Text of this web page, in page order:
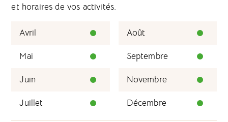
et horaires de vos activités.
Avril
Mai
Juin
Juillet
Août
Septembre
Novembre
Décembre